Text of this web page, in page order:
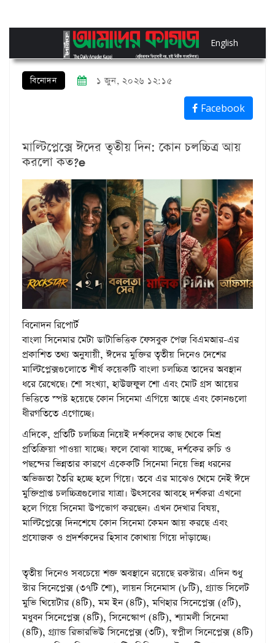
English
বিনোদন ১ জুন, ২০২৬ ১২:১৫
Facebook
মাল্টিপ্লেক্সে ঈদের তৃতীয় দিন: কোন চলচ্চিত্র আয়
করলো কত?e
বিনোদন রিপোর্ট
বাংলা সিনেমার মেটা ডাটাভিত্তিক ফেসবুক পেজ বিএমআর-এর
প্রকাশিত তথ্য অনুযায়ী, ঈদের মুক্তির তৃতীয় দিনেও দেশের
মাল্টিপ্লেক্সগুলোতে শীর্ষ কয়েকটি বাংলা চলচ্চিত্র তাদের অবস্থান
ধরে রেখেছে। শো সংখ্যা, হাউজফুল শো এবং মোট গ্রস আয়ের
ভিত্তিতে স্পষ্ট হয়েছে কোন সিনেমা এগিয়ে আছে এবং কোনগুলো
ধীরগতিতে এগোচ্ছে।
এদিকে, প্রতিটি চলচ্চিত্র নিয়েই দর্শকদের কাছ থেকে মিশ্র
প্রতিক্রিয়া পাওয়া যাচ্ছে। ফলে বোঝা যাচ্ছে, দর্শকের রুচি ও
পছন্দের ভিন্নতার কারণে একেকটি সিনেমা নিয়ে ভিন্ন ধরনের
অভিজ্ঞতা তৈরি হচ্ছে হলে গিয়ে। তবে এর মাঝেও থেমে নেই ঈদে
মুক্তিপ্রাপ্ত চলচ্চিত্রগুলোর যাত্রা। উৎসবের আবহে দর্শকরা এখনো
হলে গিয়ে সিনেমা উপভোগ করছেন। এখন দেখার বিষয়,
মাল্টিপ্লেক্সে দিনশেষে কোন সিনেমা কেমন আয় করছে এবং
প্রযোজক ও প্রদর্শকদের হিসাব কোথায় গিয়ে দাঁড়াচ্ছে।
তৃতীয় দিনেও সবচেয়ে শক্ত অবস্থানে রয়েছে রকস্টার। এদিন শুধু
স্টার সিনেপ্লেক্স (৩৭টি শো), লায়ন সিনেমাস (৮টি), গ্র্যান্ড সিলেট
মুভি থিয়েটার (৪টি), মম ইন (৪টি), মণিহার সিনেপ্লেক্স (৫টি),
মধুবন সিনেপ্লেক্স (৪টি), সিনেস্কোপ (৪টি), শ্যামলী সিনেমা
(৪টি), গ্র্যান্ড রিভারভিউ সিনেপ্লেক্স (৩টি), স্বপ্নীল সিনেপ্লেক্স (৪টি)